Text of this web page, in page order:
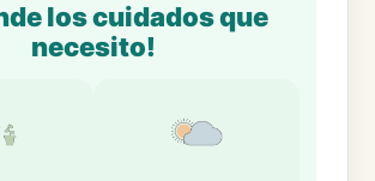
los cuidados que
necesito!